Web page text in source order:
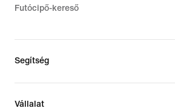
Futócipő-kereső
Segítség
Vállalat